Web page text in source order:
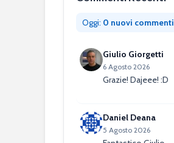
Oggi: 0 nuovi commenti
Giulio Giorgetti
6 Agosto 2026
Grazie! Dajeee! :D
Daniel Deana
5 Agosto 2026